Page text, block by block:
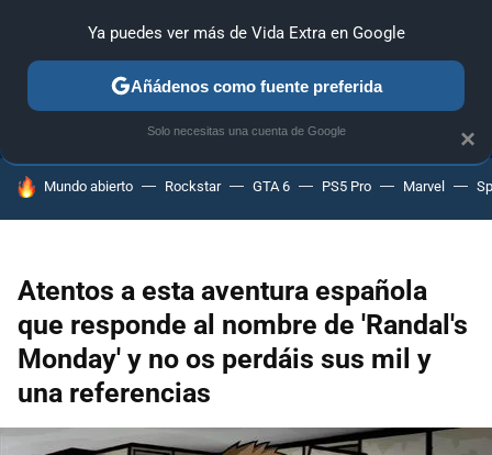
ANÁLISIS GUÍAS Y TRUCOS PC SONY NINTENDO
HOY SE HABLA DE
Mundo abierto Rockstar GTA 6 PS5 Pro Marvel
Atentos a esta aventura española
que responde al nombre de 'Randal's
Monday' y no os perdáis sus mil y
una referencias
×
Ya puedes ver más de Vida Extra en Google
Añádenos como fuente preferida
Solo necesitas una cuenta de Google